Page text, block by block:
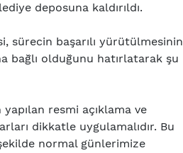
deposuna kaldırıldı.
sürecin başarılı yürütülmesinin
bağlı olduğunu hatırlatarak şu
resmi açıklama ve
dikkatle uygulamalıdır. Bu
normal günlerimize